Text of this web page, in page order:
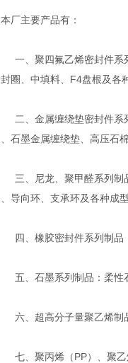
本厂主要产品有：
一、聚四氟乙烯密封件系
封圈、中填料、F4盘根及各
二、金属缠绕垫密封件系
、石墨金属缠绕垫、高压石
三、尼龙、聚甲醛系列制
、导向环、支承环及各种成型
四、橡胶密封件系列制品
五、石墨系列制品：柔性
六、超高分子量聚乙烯制
七、聚丙烯（PP）、聚乙